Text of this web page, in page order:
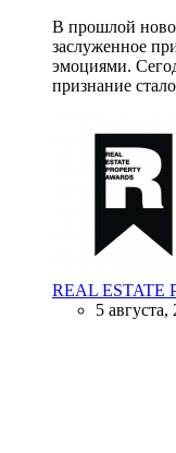
В прошлой
заслуженное
эмоциями.
признание
REAL ESTATE
5 августа,